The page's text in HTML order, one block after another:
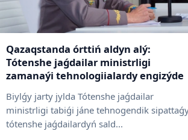
Qazaqstanda órttiń aldyn alý:
Tótenshe jaǵdailar ministrligi
zamanaýi tehnologiialardy engizýde
Biylǵy jarty jylda Tótenshe jaǵdailar
ministrligi tabiǵi jáne tehnogendik
tótenshe jaǵdailardyń sald...